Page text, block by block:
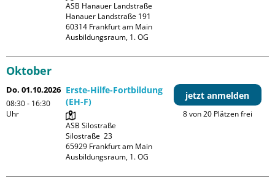
ASB Hanauer Landstraße
Hanauer Landstraße 191
60314 Frankfurt am Main
Ausbildungsraum, 1. OG
Oktober
Do. 01.10.2026
08:30 - 16:30
Uhr
Erste-Hilfe-Fortbildung
(EH-F)
ASB Silostraße
Silostraße  23
65929 Frankfurt am Main
Ausbildungsraum, 1. OG
jetzt anmelden
8 von 20 Plätzen frei